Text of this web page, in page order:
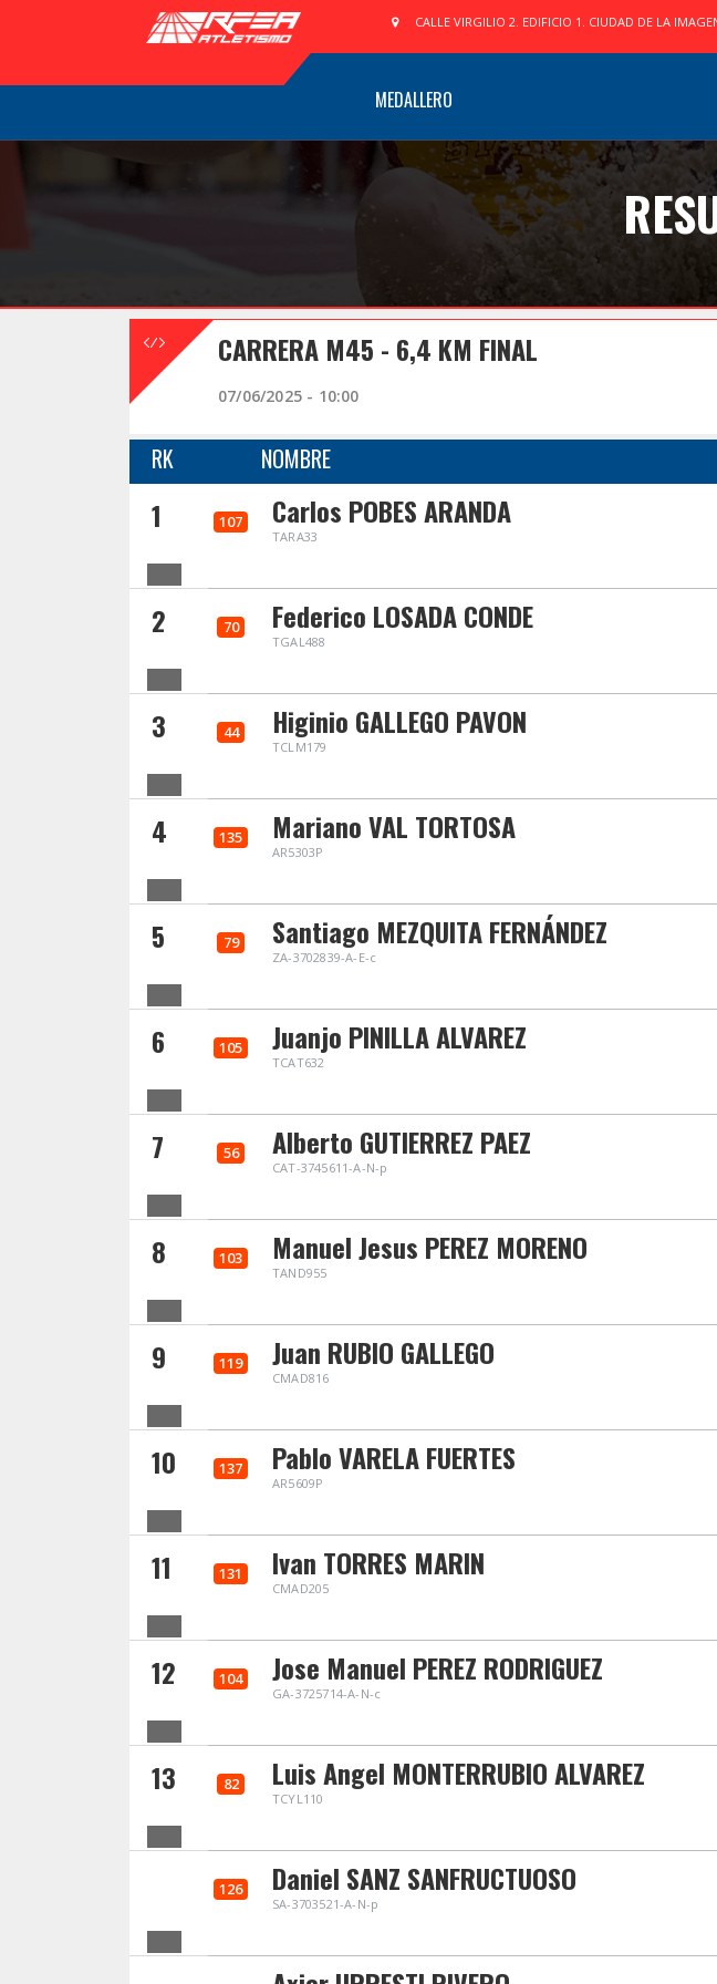
CALLE VIRGILIO 2. EDIFICIO 1. CIUDAD DE LA
MEDALLERO
CARRERA M45 - 6,4 KM FINAL
07/06/2025 - 10:00
RK NOMBRE
1 107 Carlos POBES ARANDA
TARA33
2 70 Federico LOSADA CONDE
TGAL488
3 44 Higinio GALLEGO PAVON
TCLM179
4 135 Mariano VAL TORTOSA
AR5303P
5 79 Santiago MEZQUITA FERNÁNDEZ
ZA-3702839-A-E-c
6 105 Juanjo PINILLA ALVAREZ
TCAT632
7 56 Alberto GUTIERREZ PAEZ
CAT-3745611-A-N-p
8 103 Manuel Jesus PEREZ MORENO
TAND955
9 119 Juan RUBIO GALLEGO
CMAD816
10 137 Pablo VARELA FUERTES
AR5609P
11 131 Ivan TORRES MARIN
CMAD205
12 104 Jose Manuel PEREZ RODRIGUEZ
GA-3725714-A-N-c
13 82 Luis Angel MONTERRUBIO ALVAREZ
TCYL110
126 Daniel SANZ SANFRUCTUOSO
SA-3703521-A-N-p